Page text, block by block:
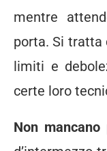
mentre
porta. Si tratta
limiti e
certe loro
Non